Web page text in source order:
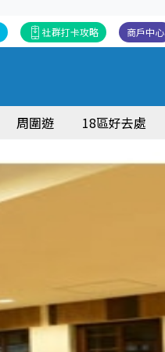
商戶中心
社群打卡攻略
周圍遊 18區好去處